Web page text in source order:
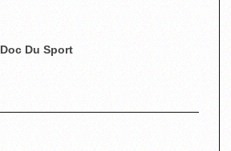
Doc Du Sport